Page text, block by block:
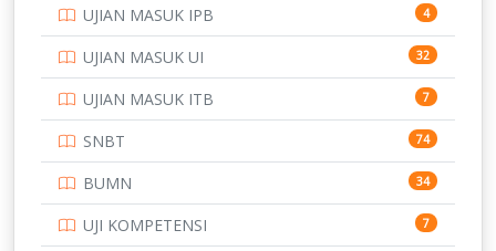
SMK 231
SMP 134
STIP 2
153
345
UNIVERSITAS AIRLANGGA 15
UJIAN MASUK IPB 4
UJIAN MASUK UI 32
UJIAN MASUK ITB 7
SNBT 74
BUMN 34
UJI KOMPETENSI 7